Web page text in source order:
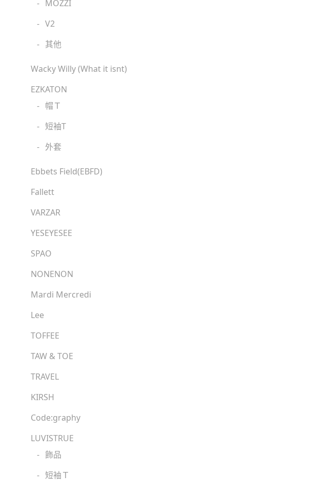
- MOZZI
- V2
- 其他
Wacky Willy (What it isnt)
EZKATON
- 帽Ｔ
- 短袖T
- 外套
Ebbets Field(EBFD)
Fallett
VARZAR
YESEYESEE
SPAO
NONENON
Mardi Mercredi
Lee
TOFFEE
TAW & TOE
TRAVEL
KIRSH
Code:graphy
LUVISTRUE
- 飾品
- 短袖Ｔ